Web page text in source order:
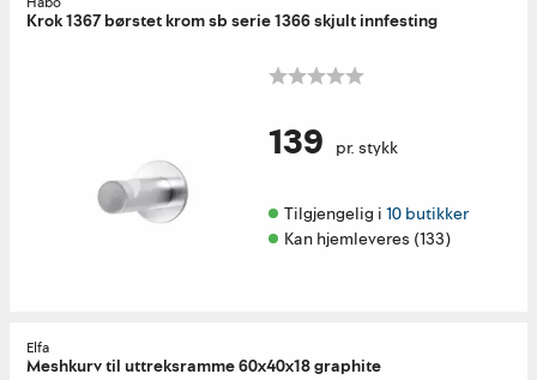
Krok 1367 børstet krom sb serie 1366 skjult innfesting
139 pr. stykk
Tilgjengelig i 10 butikker
Kan hjemleveres (133)
Elfa
Meshkurv til uttreksramme 60x40x18 graphite